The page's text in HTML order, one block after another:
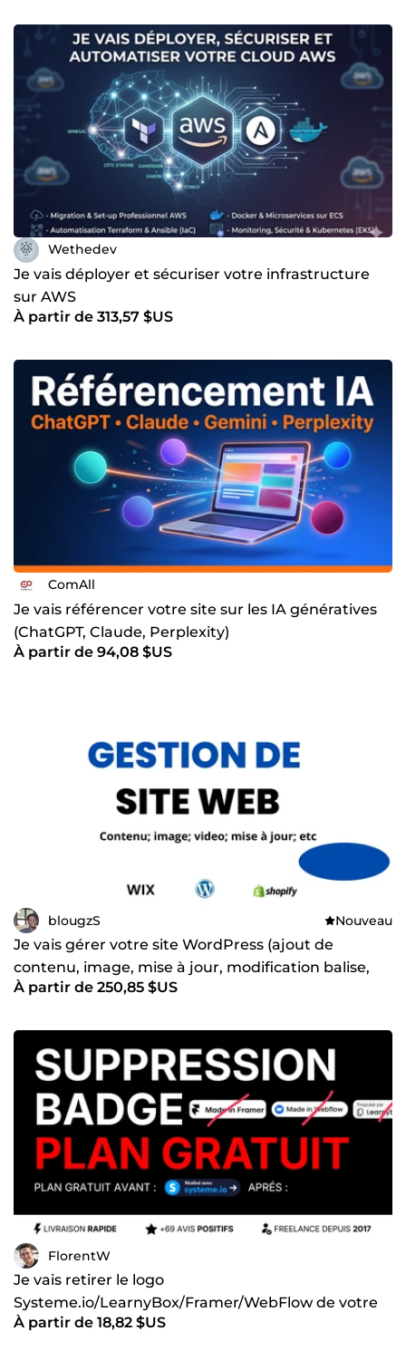
Wethedev
Je vais déployer et sécuriser votre infrastructure
sur AWS
À partir de 313,57 $US
ComAll
Je vais référencer votre site sur les IA génératives
(ChatGPT, Claude, Perplexity)
À partir de 94,08 $US
blougzS Nouveau
Je vais gérer votre site WordPress (ajout de
contenu, image, mise à jour, modification balise,
maillage)
À partir de 250,85 $US
FlorentW
Je vais retirer le logo
Systeme.io/LearnyBox/Framer/WebFlow de votre
site
À partir de 18,82 $US